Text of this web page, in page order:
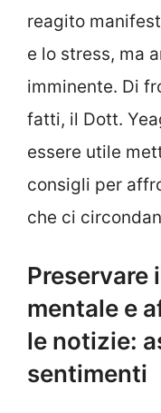
reagito
e lo stress, ma
imminente. Di
fatti, il Dott.
essere utile
consigli per
che ci
Preservare
mentale e
le notizie:
sentimenti